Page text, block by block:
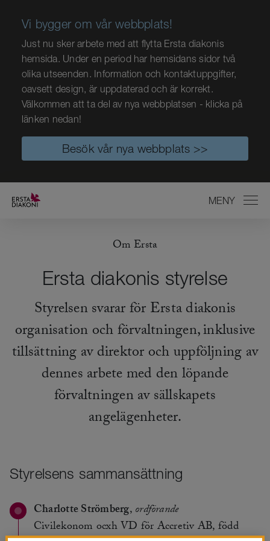
Vi bygger om vår webbplats!
Just nu sker arbete med att flytta Ersta diakonis
hemsida. Under en period har hemsidans sidor två
olika utseenden. Information och kontaktuppgifter,
oavsett design, är uppdaterad och är korrekt.
Välkommen att ta del av nya webbplatsen - klicka på
länken nedan!
Besök vår nya webbplats >>
MENY
Om Ersta
Ersta diakonis styrelse
Styrelsen svarar för Ersta diakonis
organisation och förvaltningen, inklusive
tillsättning av direktor och uppföljning av
dennes arbete med den löpande
förvaltningen av sällskapets
angelägenheter.
Styrelsens sammansättning
Charlotte Strömberg,ordförande
Civilekonom ocxh VD för Accretiv AB, född